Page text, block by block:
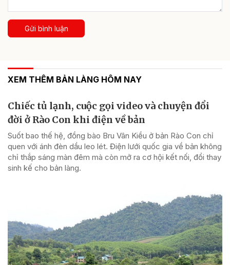
Gửi bình luận
XEM THÊM BẢN LÀNG HÔM NAY
Chiếc tủ lạnh, cuộc gọi video và chuyện đổi
đời ở Rào Con khi điện về bản
Suốt bao thế hệ, đồng bào Bru Vân Kiều ở bản Rào Con chỉ
quen với ánh đèn dầu leo lét. Điện lưới quốc gia về bản không
chỉ thắp sáng màn đêm mà còn mở ra cơ hội kết nối, đổi thay
sinh kế cho bản làng.